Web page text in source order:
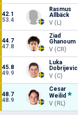
42.1
53.4
Rasmus
Allbäck
V (L)
44.7
47.8
Ziad
Ghanoum
V (CR)
45.8
49.9
Luka
Dobrijevic
V (C)
48.7
48.9
Cesar
Weilid
V (RL)